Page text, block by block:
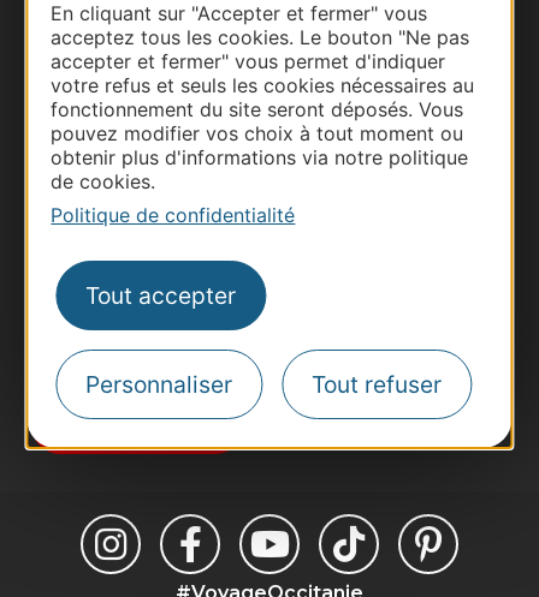
En cliquant sur "Accepter et fermer" vous
acceptez tous les cookies. Le bouton "Ne pas
accepter et fermer" vous permet d'indiquer
votre refus et seuls les cookies nécessaires au
fonctionnement du site seront déposés. Vous
pouvez modifier vos choix à tout moment ou
obtenir plus d'informations via notre politique
de cookies.
Politique de confidentialité
Tout accepter
Personnaliser Tout refuser
Thermalisme
Business/Mice
Pros d'Occitanie
Site presse et d'influence
Voyagistes
Destination Sport
Inscrivez-vous à la lettre d'information
Destination Occitanie pour recevoir des
suggestions de séjours, de visites et de sorties.
Je m'abonne
#VoyageOccitanie